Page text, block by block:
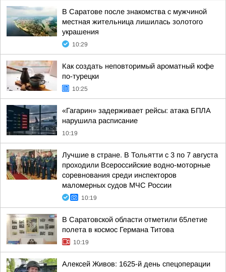
В Саратове после знакомства с мужчиной
местная жительница лишилась золотого
украшения
10:29
Как создать неповторимый ароматный кофе
по-турецки
10:25
«Гагарин» задерживает рейсы: атака БПЛА
нарушила расписание
10:19
Лучшие в стране. В Тольятти с 3 по 7 августа
проходили Всероссийские водно-моторные
соревнования среди инспекторов
маломерных судов МЧС России
10:19
В Саратовской области отметили 65летие
полета в космос Германа Титова
10:19
Алексей Живов: 1625-й день спецоперации